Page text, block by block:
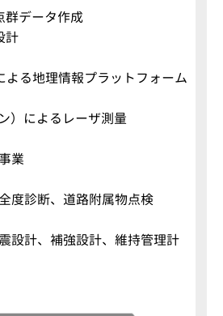
データ作成
計
る地理情報プラットフォーム
）によるレーザ測量
業
度診断、道路附属物点検
設計、補強設計、維持管理計